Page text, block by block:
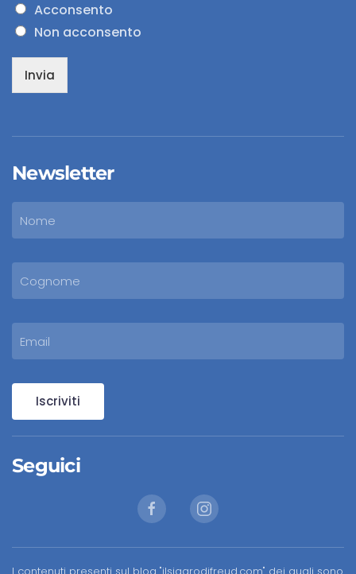
Acconsento
Non acconsento
Invia
Newsletter
Iscriviti
Seguici